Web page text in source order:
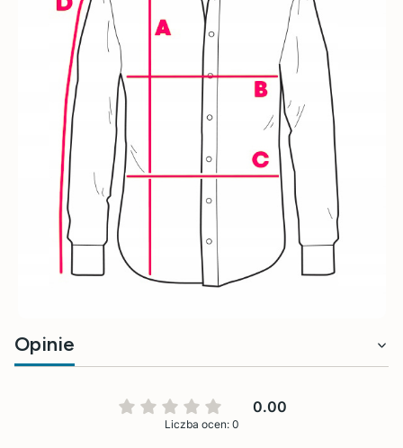
Opinie
0.00
Liczba ocen: 0